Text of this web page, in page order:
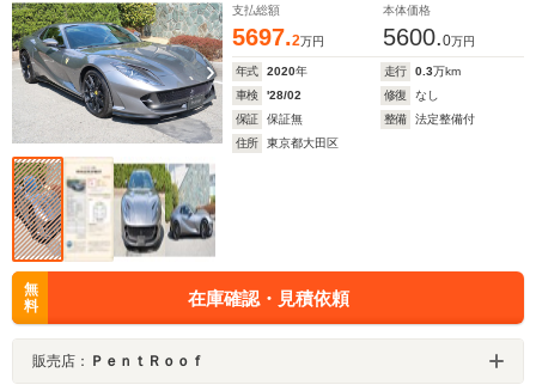
支払総額
5697.2万円
本体価格
5600.0万円
年式 2020年 走行 0.3万km
車検
'28/02 修復
なし
保証
保証無 整備
法定整備付
住所
東京都大田区
無
料
在庫確認・見積依頼
販売店： ＰｅｎｔＲｏｏｆ